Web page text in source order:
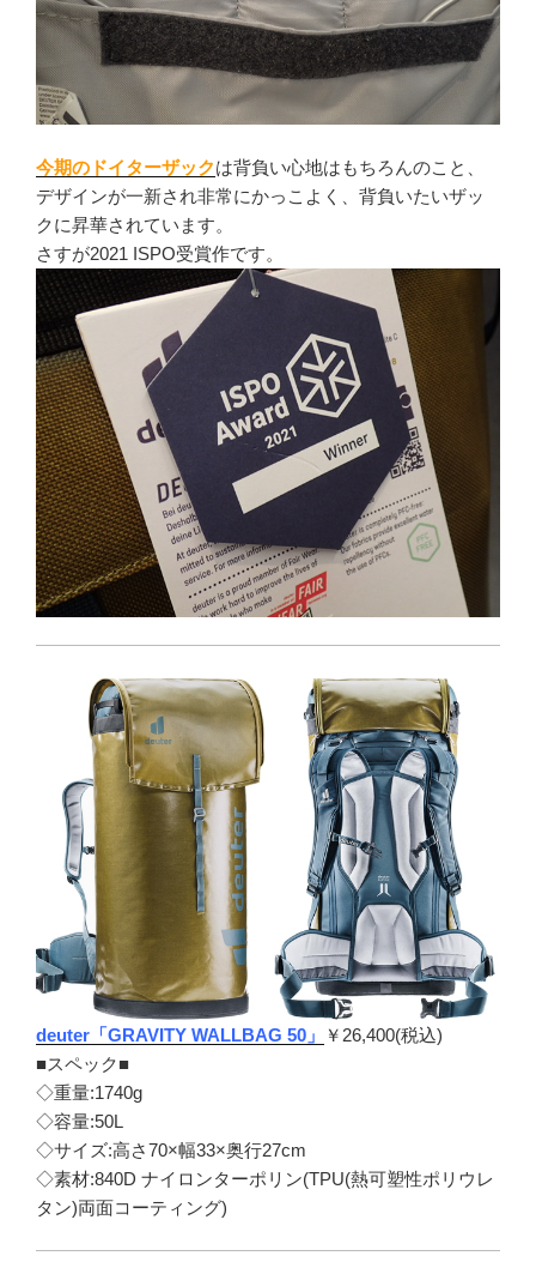
今期のドイターザックは背負い心地はもちろんのこと、
デザインが一新され非常にかっこよく、背負いたいザッ
クに昇華されています。
さすが2021 ISPO受賞作です。
deuter「GRAVITY WALLBAG 50」 ￥ 26,400(税込)
■スペック■
◇重量:1740g
◇容量:50L
◇サイズ:高さ70×幅33×奥行27cm
◇素材:840D ナイロンターポリン(TPU(熱可塑性ポリウレ
タン)両面コーティング)